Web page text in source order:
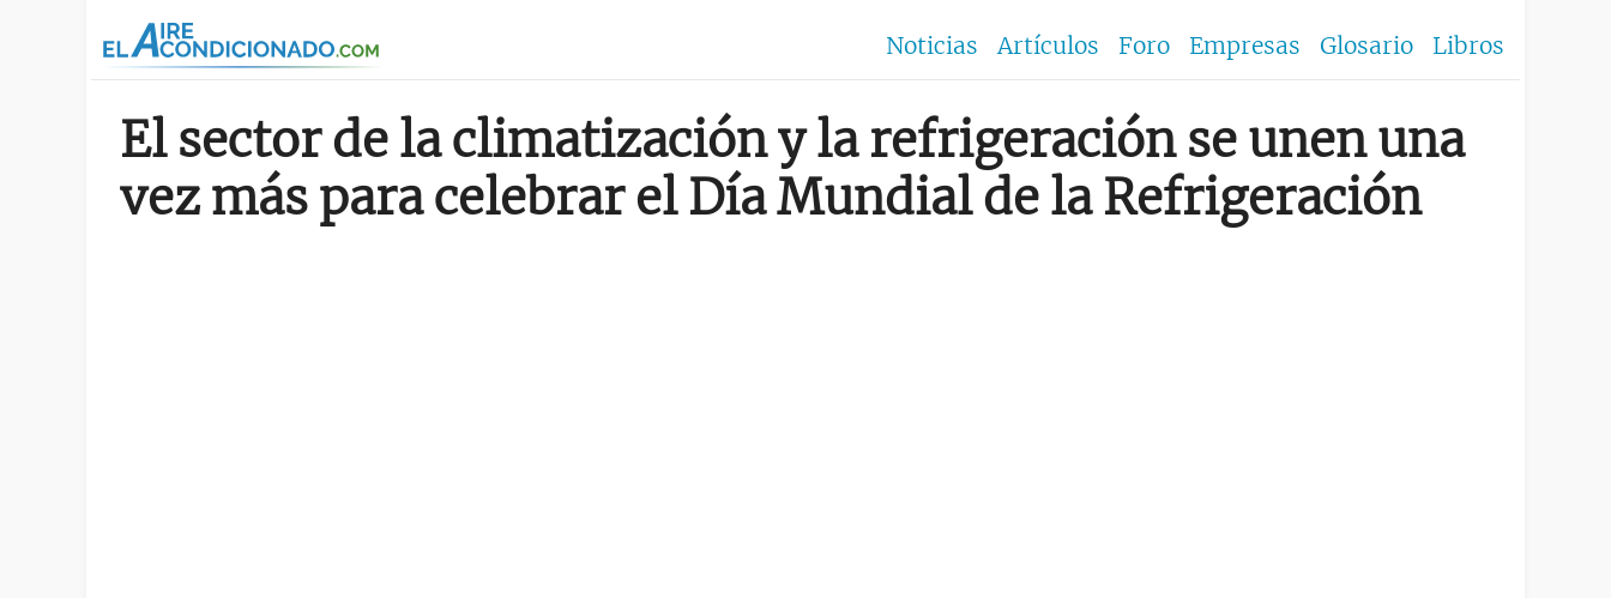
Noticias Artículos Foro Empresas Glosario Libros
El sector de la climatización y la refrigeración se unen una
vez más para celebrar el Día Mundial de la Refrigeración